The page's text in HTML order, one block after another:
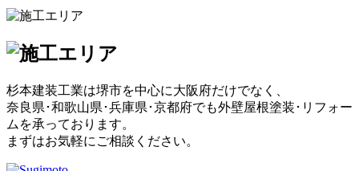
杉本建装工業は堺市を中心に大阪府だけでなく、
奈良県･和歌山県･兵庫県･京都府でも外壁屋根塗装･リフォー
ムを承っております。
まずはお気軽にご相談ください。